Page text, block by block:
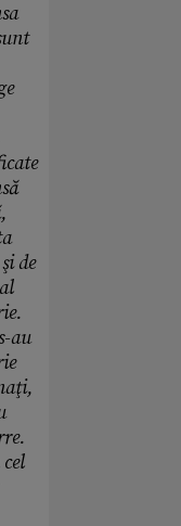
de
au